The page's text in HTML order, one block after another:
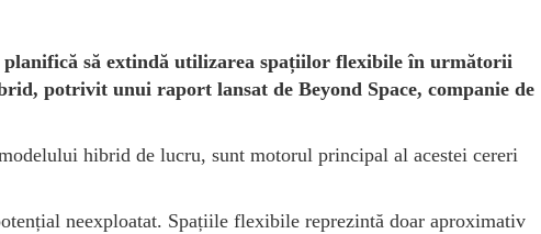
să extindă utilizarea spațiilor flexibile în următorii
potrivit unui raport lansat de Beyond Space, companie de
hibrid de lucru, sunt motorul principal al acestei cereri
neexploatat. Spațiile flexibile reprezintă doar aproximativ